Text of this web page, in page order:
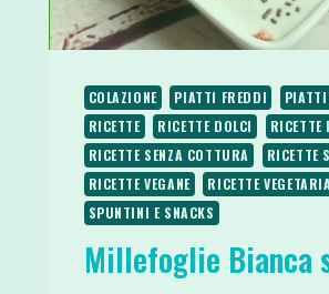
COLAZIONE PIATTI FREDDI
PIATTI
RICETTE
RICETTE DOLCI
RICETTE
RICETTE SENZA COTTURA
RICETTE
RICETTE VEGANE
RICETTE
SPUNTINI E SNACKS
Millefoglie Bianca